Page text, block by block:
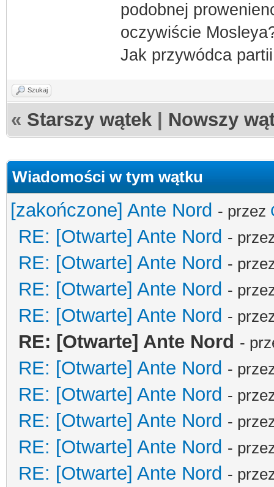
podobnej
oczywiście
Jak przywódca
Szukaj
« Starszy wątek Nowszy
Wiadomości w tym wątku
[zakończone] Ante Nord - przez
RE: [Otwarte] Ante Nord -
RE: [Otwarte] Ante Nord -
RE: [Otwarte] Ante Nord -
RE: [Otwarte] Ante Nord -
RE: [Otwarte] Ante Nord -
RE: [Otwarte] Ante Nord -
RE: [Otwarte] Ante Nord -
RE: [Otwarte] Ante Nord -
RE: [Otwarte] Ante Nord -
RE: [Otwarte] Ante Nord -